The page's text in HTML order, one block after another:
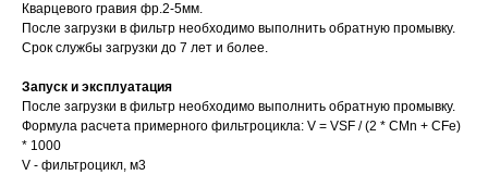
Кварцевого гравия фр.2-5мм.
После загрузки в фильтр необходимо выполнить обратную промывку.
Срок службы загрузки до 7 лет и более.
Запуск и эксплуатация
После загрузки в фильтр необходимо выполнить обратную промывку.
Формула расчета примерного фильтроцикла: V = VSF / (2 * СMn + СFe)
* 1000
V - фильтроцикл, м3